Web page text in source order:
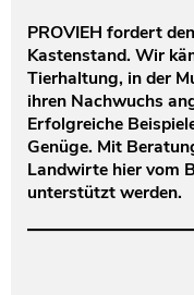
PROVIEH fordert
Kastenstand. Wir
Tierhaltung, in der
ihren Nachwuchs
Erfolgreiche
Genüge. Mit
Landwirte hier vom
unterstützt werden.